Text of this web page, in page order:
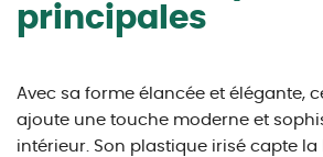
principales
Avec sa forme élancée et élégante,
ajoute une touche moderne et
intérieur. Son plastique irisé capte